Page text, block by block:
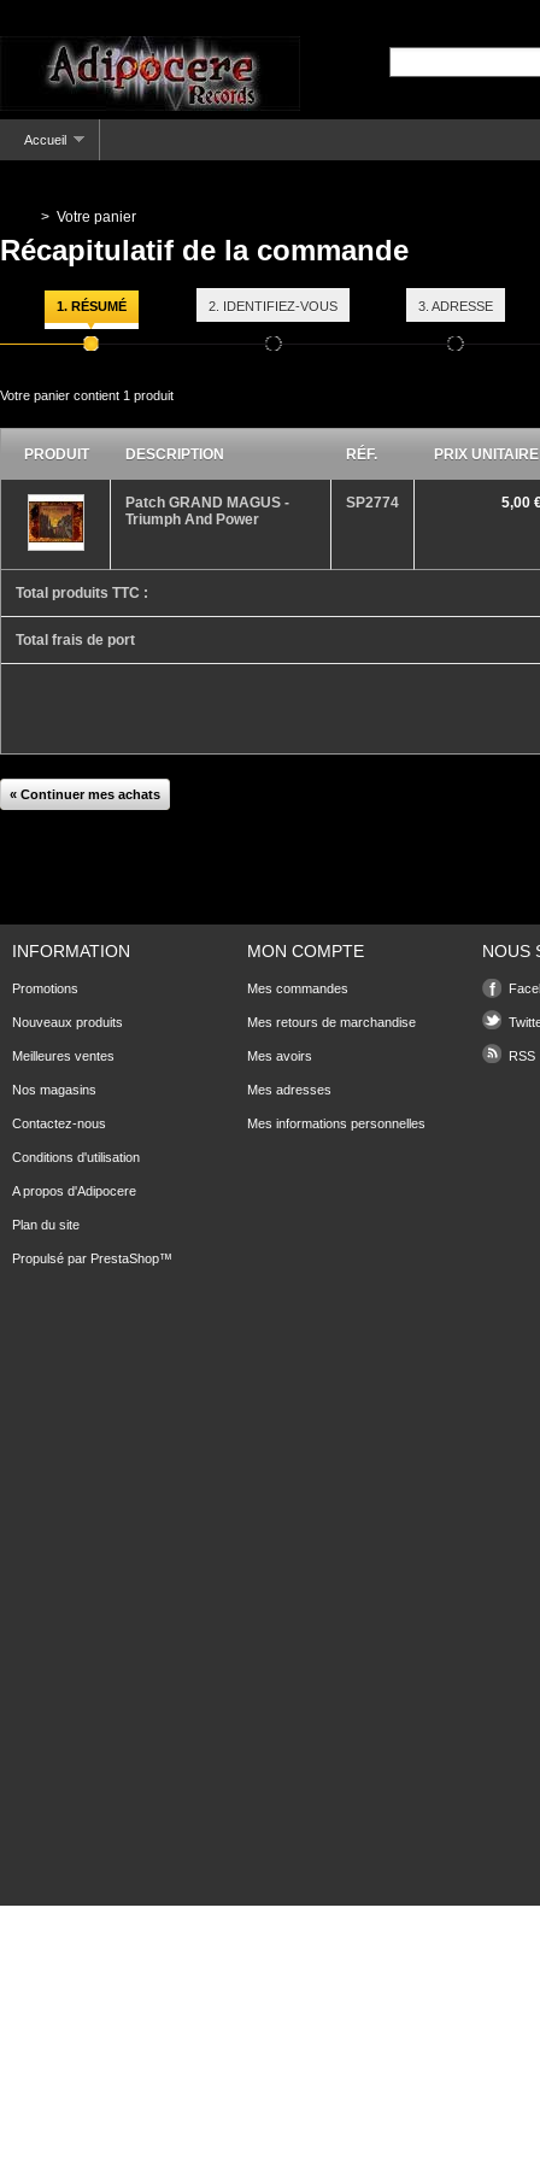
Accueil
> Votre panier
Récapitulatif de la commande
1. RÉSUMÉ 2. IDENTIFIEZ-VOUS 3. ADRESSE
Votre panier contient 1 produit
PRODUIT DESCRIPTION RÉF. PRIX UNITAIRE
Total produits TTC :
Total frais de port
Patch GRAND MAGUS -
Triumph And Power
SP2774 5,00
« Continuer mes achats
INFORMATION
Promotions
Nouveaux produits
Meilleures ventes
Nos magasins
Contactez-nous
Conditions d'utilisation
A propos d'Adipocere
Plan du site
Propulsé par PrestaShop™
MON COMPTE
Mes commandes
Mes retours de marchandise
Mes avoirs
Mes adresses
Mes informations personnelles
NOUS
RSS